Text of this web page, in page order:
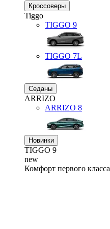
Кроссоверы
Tiggo
TIGGO 9
TIGGO 7L
Седаны
ARRIZO
ARRIZO 8
Новинки
TIGGO 9
new
Комфорт первого класса